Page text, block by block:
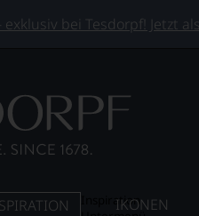
bei Tesdorpf! Jetzt
InspirationIKONEN